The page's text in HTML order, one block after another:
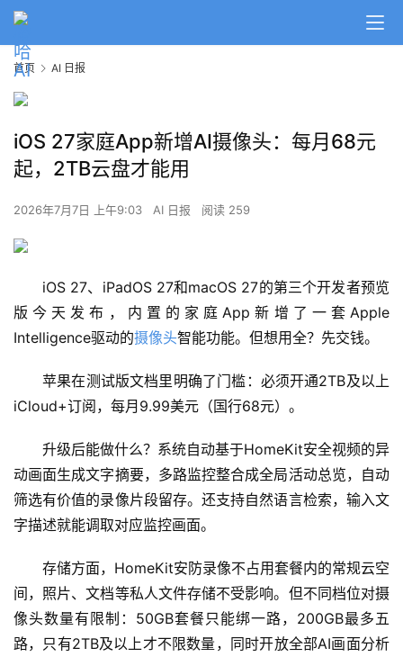
日
报
开
源
项
应
用
首页 AI 日报
iOS 27家庭App新增AI摄像头：每月68元
起，2TB云盘才能用
2026年7月7日 上午9:03 AI 日报 阅读 259
iOS 27、iPadOS 27和macOS 27的第三个开发者预览
版今天发布，内置的家庭App新增了一套Apple
Intelligence驱动的摄像头智能功能。但想用全？先交钱。
苹果在测试版文档里明确了门槛：必须开通2TB及以上
iCloud+订阅，每月9.99美元（国行68元）。
升级后能做什么？系统自动基于HomeKit安全视频的异
动画面生成文字摘要，多路监控整合成全局活动总览，自动
筛选有价值的录像片段留存。还支持自然语言检索，输入文
字描述就能调取对应监控画面。
存储方面，HomeKit安防录像不占用套餐内的常规云空
间，照片、文档等私人文件存储不受影响。但不同档位对摄
像头数量有限制：50GB套餐只能绑一路，200GB最多五
路，只有2TB及以上才不限数量，同时开放全部AI画面分析